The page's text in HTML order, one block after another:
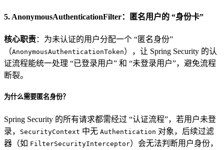
5. AnonymousAuthenticationFilter：匿名用户的 “身份卡”
核心职责：为未认证的用户分配一个 “匿名身份”
（AnonymousAuthenticationToken），让 Spring Security 的认
证流程能统一处理 “已登录用户” 和 “未登录用户”，避免流程
断裂。
为什么需要匿名身份？
Spring Security 的所有请求都需经过 “认证流程”，若用户未登
录，
SecurityContext 中无 Authentication 对象，后续过滤
器（如 FilterSecurityInterceptor）会无法判断用户身份，